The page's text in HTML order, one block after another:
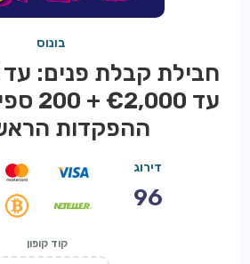
בונוס
עד
ההפקדות
דירוג
96
קוד קופון